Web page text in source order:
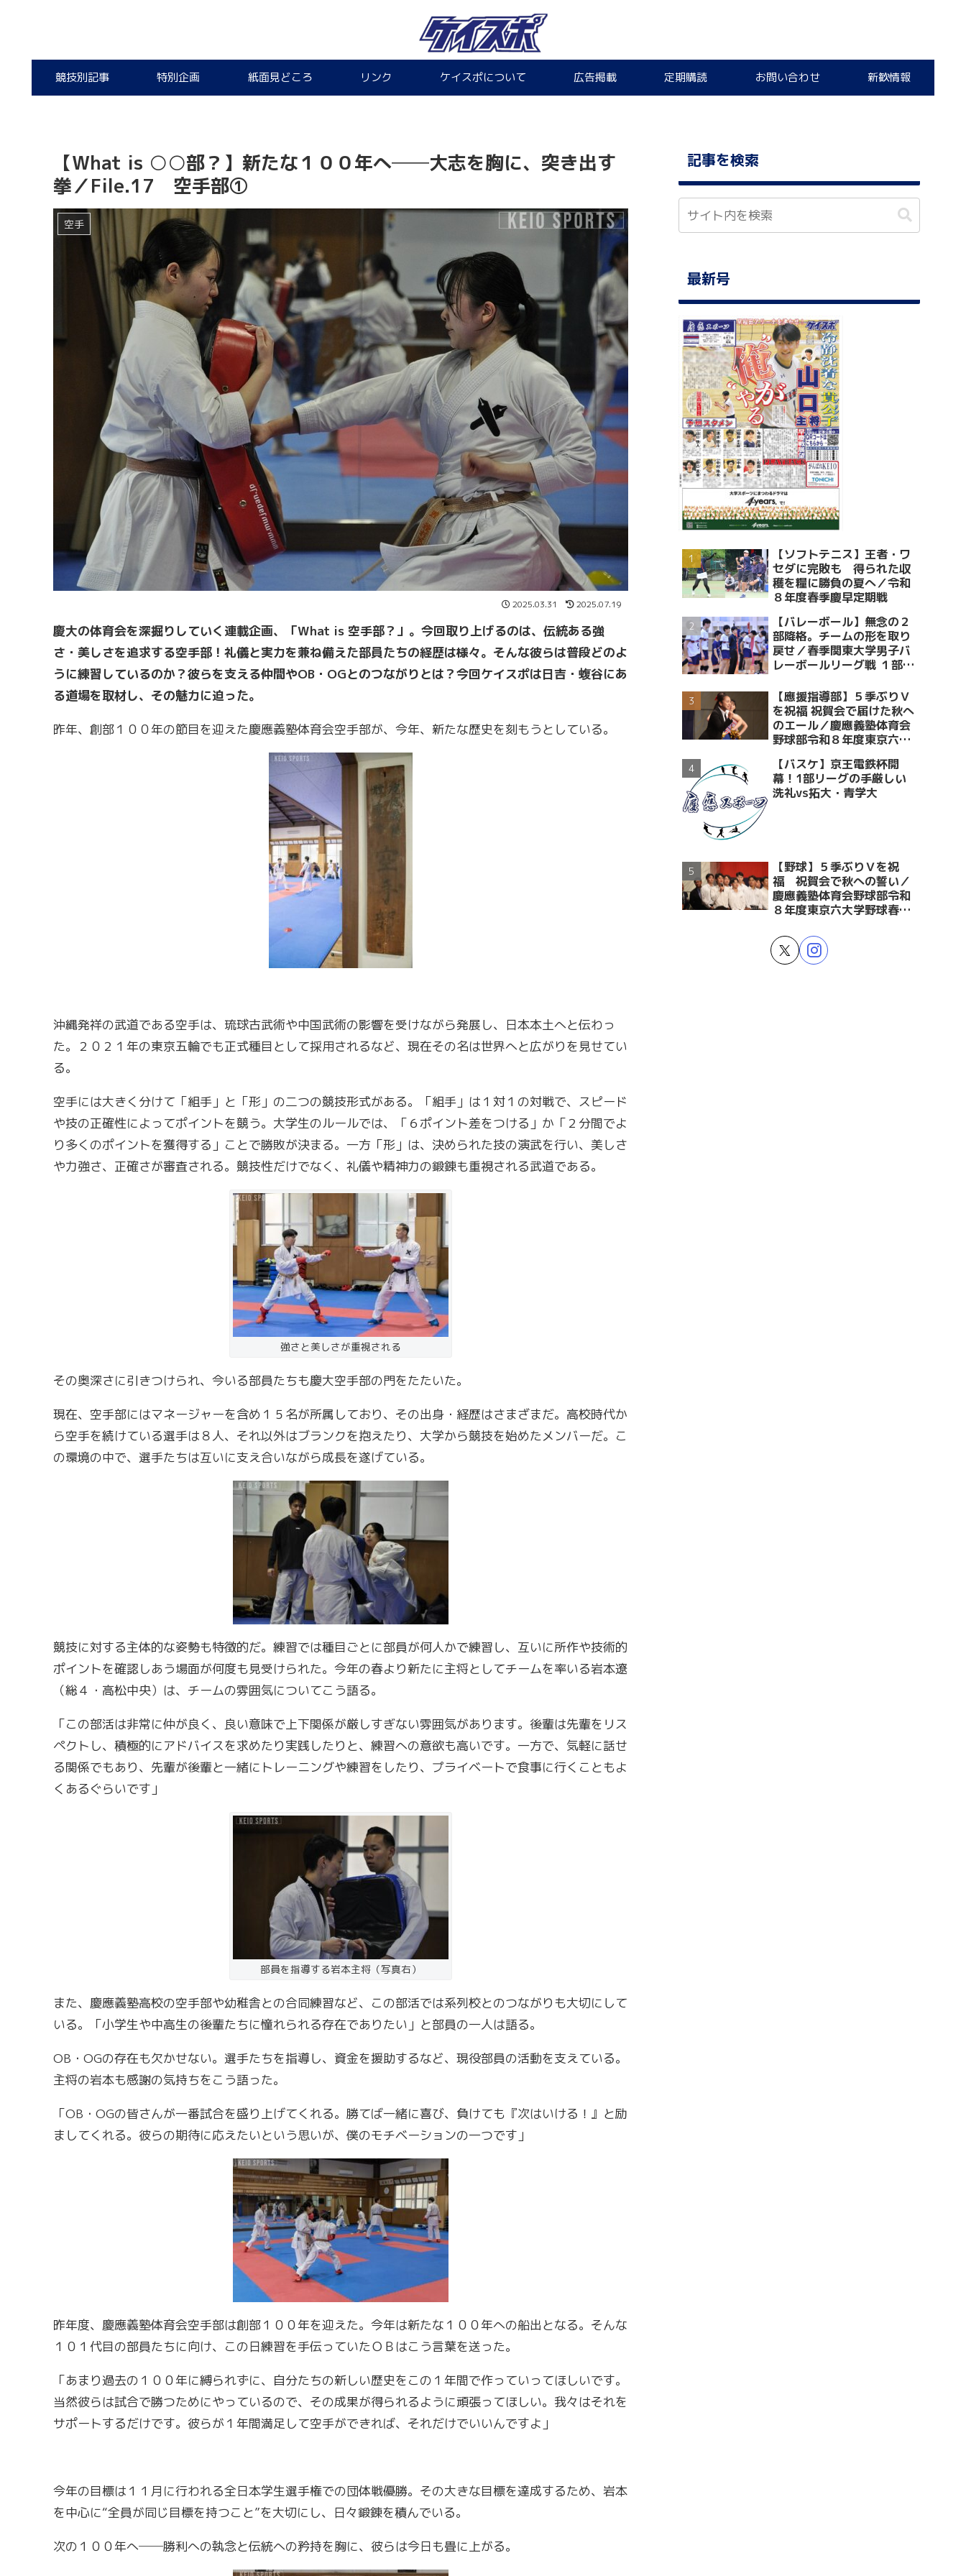
競技別記事 特別企画 紙面見どころ リンク ケイスポについて 広告掲載 定期購読 お問い合わせ 新歓情報
【What is ○○部？】新たな１００年へ──大志を胸に、突き出す
拳／File.17 空手部①
空手
2025.03.31 2025.07.19
慶大の体育会を深掘りしていく連載企画、「What is 空手部？」。今回取り上げるのは、伝統ある強
さ・美しさを追求する空手部！礼儀と実力を兼ね備えた部員たちの経歴は様々。そんな彼らは普段どのよ
うに練習しているのか？彼らを支える仲間やOB・OGとのつながりとは？今回ケイスポは日吉・蝮谷にあ
る道場を取材し、その魅力に迫った。
昨年、創部１００年の節目を迎えた慶應義塾体育会空手部が、今年、新たな歴史を刻もうとしている。
沖縄発祥の武道である空手は、琉球古武術や中国武術の影響を受けながら発展し、日本本土へと伝わっ
た。２０２１年の東京五輪でも正式種目として採用されるなど、現在その名は世界へと広がりを見せてい
る。
空手には大きく分けて「組手」と「形」の二つの競技形式がある。「組手」は１対１の対戦で、スピード
や技の正確性によってポイントを競う。大学生のルールでは、「６ポイント差をつける」か「２分間でよ
り多くのポイントを獲得する」ことで勝敗が決まる。一方「形」は、決められた技の演武を行い、美しさ
や力強さ、正確さが審査される。競技性だけでなく、礼儀や精神力の鍛錬も重視される武道である。
強さと美しさが重視される
その奥深さに引きつけられ、今いる部員たちも慶大空手部の門をたたいた。
現在、空手部にはマネージャーを含め１５名が所属しており、その出身・経歴はさまざまだ。高校時代か
ら空手を続けている選手は８人、それ以外はブランクを抱えたり、大学から競技を始めたメンバーだ。こ
の環境の中で、選手たちは互いに支え合いながら成長を遂げている。
競技に対する主体的な姿勢も特徴的だ。練習では種目ごとに部員が何人かで練習し、互いに所作や技術的
ポイントを確認しあう場面が何度も見受けられた。今年の春より新たに主将としてチームを率いる岩本遼
（総４・高松中央）は、チームの雰囲気についてこう語る。
「この部活は非常に仲が良く、良い意味で上下関係が厳しすぎない雰囲気があります。後輩は先輩をリス
ペクトし、積極的にアドバイスを求めたり実践したりと、練習への意欲も高いです。一方で、気軽に話せ
る関係でもあり、先輩が後輩と一緒にトレーニングや練習をしたり、プライベートで食事に行くこともよ
くあるぐらいです」
部員を指導する岩本主将（写真右）
また、慶應義塾高校の空手部や幼稚舎との合同練習など、この部活では系列校とのつながりも大切にして
いる。「小学生や中高生の後輩たちに憧れられる存在でありたい」と部員の一人は語る。
OB・OGの存在も欠かせない。選手たちを指導し、資金を援助するなど、現役部員の活動を支えている。
主将の岩本も感謝の気持ちをこう語った。
「OB・OGの皆さんが一番試合を盛り上げてくれる。勝てば一緒に喜び、負けても『次はいける！』と励
ましてくれる。彼らの期待に応えたいという思いが、僕のモチベーションの一つです」
昨年度、慶應義塾体育会空手部は創部１００年を迎えた。今年は新たな１００年への船出となる。そんな
１０１代目の部員たちに向け、この日練習を手伝っていたＯＢはこう言葉を送った。
「あまり過去の１００年に縛られずに、自分たちの新しい歴史をこの１年間で作っていってほしいです。
当然彼らは試合で勝つためにやっているので、その成果が得られるように頑張ってほしい。我々はそれを
サポートするだけです。彼らが１年間満足して空手ができれば、それだけでいいんですよ」
今年の目標は１１月に行われる全日本学生選手権での団体戦優勝。その大きな目標を達成するため、岩本
を中心に“全員が同じ目標を持つこと”を大切にし、日々鍛錬を積んでいる。
次の１００年へ──勝利への執念と伝統への矜持を胸に、彼らは今日も畳に上がる。
記事を検索
最新号
【ソフトテニス】王者・ワ
セダに完敗も 得られた収
穫を糧に勝負の夏へ／令和
８年度春季慶早定期戦
【バレーボール】無念の２
部降格。チームの形を取り
戻せ／春季関東大学男子バ
レーボールリーグ戦 １部・
【應援指導部】５季ぶりＶ
を祝福 祝賀会で届けた秋へ
のエール／慶應義塾体育会
野球部令和８年度東京六大
賀会～後編～
【バスケ】京王電鉄杯開
幕！1部リーグの手厳しい
洗礼vs拓大・青学大
【野球】５季ぶりＶを祝
福 祝賀会で秋への誓い／
慶應義塾体育会野球部令和
８年度東京六大学野球春季
～